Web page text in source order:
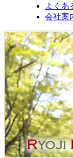
よくあ
会社案